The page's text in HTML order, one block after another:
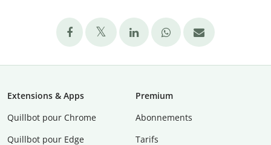
Extensions & Apps
Quillbot pour Chrome
Quillbot pour Edge
Premium
Abonnements
Tarifs